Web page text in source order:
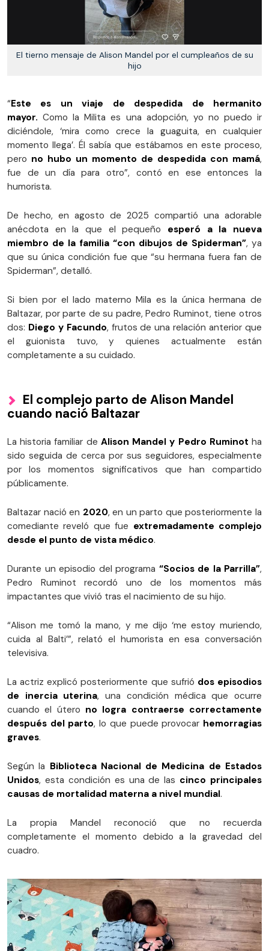
El tierno mensaje de Alison Mandel por el cumpleaños de su
hijo
“Este es un viaje de despedida de hermanito
mayor. Como la Milita es una adopción, yo no puedo ir
diciéndole, ‘mira como crece la guaguita, en cualquier
momento llega’. Él sabía que estábamos en este proceso,
pero no hubo un momento de despedida con mamá,
fue de un día para otro”, contó en ese entonces la
humorista.
De hecho, en agosto de 2025 compartió una adorable
anécdota en la que el pequeño esperó a la nueva
miembro de la familia “con dibujos de Spiderman”, ya
que su única condición fue que “su hermana fuera fan de
Spiderman”, detalló.
Si bien por el lado materno Mila es la única hermana de
Baltazar, por parte de su padre, Pedro Ruminot, tiene otros
dos: Diego y Facundo, frutos de una relación anterior que
el guionista tuvo, y quienes actualmente están
completamente a su cuidado.
El complejo parto de Alison Mandel
cuando nació Baltazar
La historia familiar de Alison Mandel y Pedro Ruminot ha
sido seguida de cerca por sus seguidores, especialmente
por los momentos significativos que han compartido
públicamente.
Baltazar nació en 2020, en un parto que posteriormente la
comediante reveló que fue extremadamente complejo
desde el punto de vista médico.
Durante un episodio del programa “Socios de la Parrilla”,
Pedro Ruminot recordó uno de los momentos más
impactantes que vivió tras el nacimiento de su hijo.
“Alison me tomó la mano, y me dijo ‘me estoy muriendo,
cuida al Balti’”, relató el humorista en esa conversación
televisiva.
La actriz explicó posteriormente que sufrió dos episodios
de inercia uterina, una condición médica que ocurre
cuando el útero no logra contraerse correctamente
después del parto, lo que puede provocar hemorragias
graves.
Según la Biblioteca Nacional de Medicina de Estados
Unidos, esta condición es una de las cinco principales
causas de mortalidad materna a nivel mundial.
La propia Mandel reconoció que no recuerda
completamente el momento debido a la gravedad del
cuadro.